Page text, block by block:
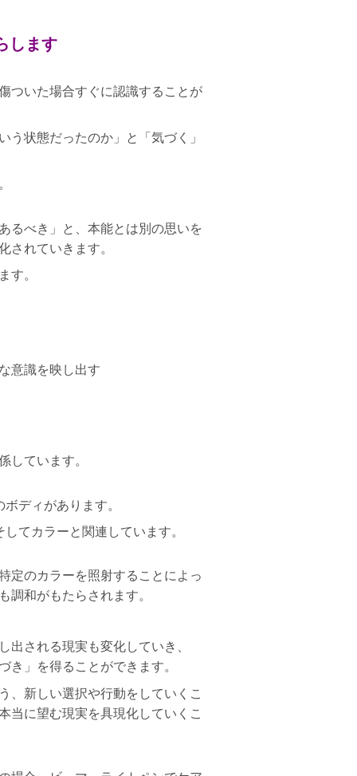
します
ついた場合すぐに認識することが
う状態だったのか」と「気づく」
るべき」と、本能とは別の思いを
されていきます。
す。
意識を映し出す
しています。
ディがあります。
てカラーと関連しています。
定のカラーを照射することによっ
調和がもたらされます。
出される現実も変化していき、
き」を得ることができます。
、新しい選択や行動をしていくこ
当に望む現実を具現化していくこ